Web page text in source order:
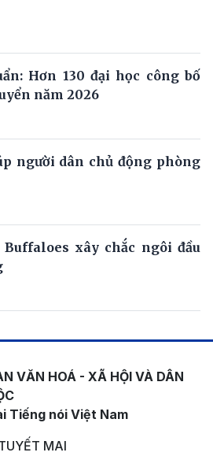
Hơn 130 đại học công bố
năm 2026
người dân chủ động phòng
xây chắc ngôi đầu
VĂN HOÁ - XÃ HỘI VÀ DÂN
Tiếng nói Việt Nam
MAI